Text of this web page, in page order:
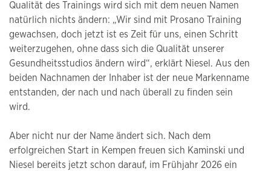
Qualität des Trainings wird sich mit dem neuen Namen
natürlich nichts ändern: „Wir sind mit Prosano Training
gewachsen, doch jetzt ist es Zeit für uns, einen Schritt
weiterzugehen, ohne dass sich die Qualität unserer
Gesundheitsstudios ändern wird“, erklärt Niesel. Aus den
beiden Nachnamen der Inhaber ist der neue Markenname
entstanden, der nach und nach überall zu finden sein
wird.
Aber nicht nur der Name ändert sich. Nach dem
erfolgreichen Start in Kempen freuen sich Kaminski und
Niesel bereits jetzt schon darauf, im Frühjahr 2026 ein